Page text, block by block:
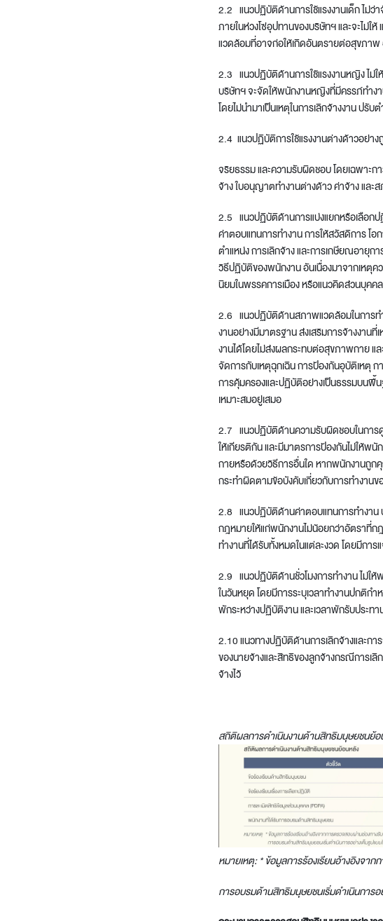
2.2 แนวปฏิบัติด้านการใช้แรงงานเด็ก ไม่ว่
ภายในห่วงโซ่อุปทานของบริษัทฯ และจะไม่
แวดล้อมที่อาจก่อให้เกิดอันตรายต่อสุขภา
2.3 แนวปฏิบัติด้านการใช้แรงงานหญิง ไ
บริษัทฯ จะจัดให้พนักงานหญิงที่มีครรภ์ทำ
โดยไม่นำมาเป็นเหตุในการเลิกจ้างงาน ปรับ
2.4 แนวปฏิบัติการใช้แรงงานต่างด้าวอย่า
จริยธรรม และความรับผิดชอบ โดยเฉพาะ
จ้าง ใบอนุญาตทำงานต่างด้าว ค่าจ้าง แล
2.5 แนวปฏิบัติด้านการแบ่งแยกหรือเลือกป
ค่าตอบแทนการทำงาน การให้สวัสดิการ โ
ตำแหน่ง การเลิกจ้าง และการเกษียณอายุก
วิธีปฏิบัติของพนักงาน อันเนื่องมาจากเหตุ
นิยมในพรรคการเมือง หรือแนวคิดส่วนบุคค
2.6 แนวปฏิบัติด้านสภาพแวดล้อมในการท
งานอย่างมีมาตรฐาน ส่งเสริมการจ้างงา
งานได้โดยไม่ส่งผลกระทบต่อสุขภาพกาย
จัดการกับเหตุฉุกเฉิน การป้องกันอุบัติเหตุ ก
การคุ้มครองและปฏิบัติอย่างเป็นธรรมบน
เหมาะสมอยู่เสมอ
2.7 แนวปฏิบัติด้านความรับผิดชอบในการดู
ให้เกียรติกัน และมีมาตรการป้องกันไม่ให้พ
กายหรือด้วยวิธีการอื่นใด หากพนักงานถูก
กระทำผิดตามข้อบังคับเกี่ยวกับการทำงานข
2.8 แนวปฏิบัติด้านค่าตอบแทนการทำงาน
กฎหมายให้แก่พนักงานไม่น้อยกว่าอัตราที่ก
ทำงานที่ได้รับทั้งหมดในแต่ละงวด โดยมีการ
2.9 แนวปฏิบัติด้านชั่วโมงการทำงาน ไม่ให้
ในวันหยุด โดยมีการระบุเวลาทำงานปกติกำ
พักระหว่างปฏิบัติงาน และเวลาพักรับประ
2.10 แนวทางปฏิบัติด้านการเลิกจ้างและก
ของนายจ้างและสิทธิของลูกจ้างกรณีการเ
จ้างไว้
สถิติผลการดำเนินงานด้านสิทธิมนุษยชนย้อ
หมายเหตุ: * ข้อมูลการร้องเรียนอ้างอิงจาก
การอบรมด้านสิทธิมนุษยชนเริ่มดำเนินการ